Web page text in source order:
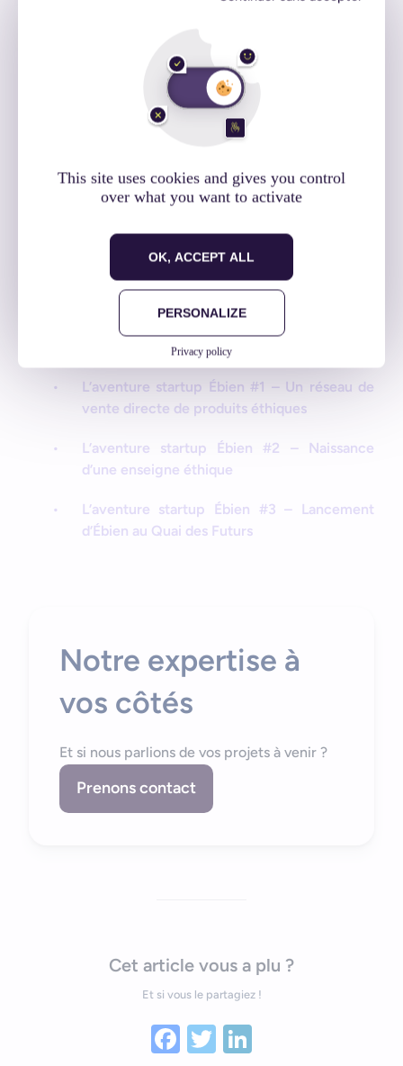
This site uses cookies and gives you control
over what you want to activate
OK, ACCEPT ALL
PERSONALIZE
Privacy policy
À découvrir également :
L’aventure startup Ébien #1 – Un réseau de
vente directe de produits éthiques
L’aventure startup Ébien #2 – Naissance
d’une enseigne éthique
L’aventure startup Ébien #3 – Lancement
d’Ébien au Quai des Futurs
Notre expertise à
vos côtés
Et si nous parlions de vos projets à venir ?
Prenons contact
Cet article vous a plu ?
Et si vous le partagiez !
Facebook
Twitter